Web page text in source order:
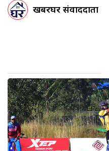
खबरघर संवाददाता